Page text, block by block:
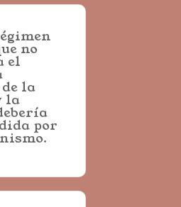
no
el
la
la
por